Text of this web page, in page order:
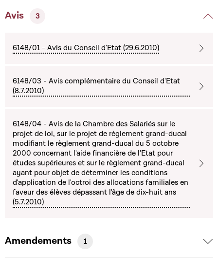
Avis 3
6148/01 - Avis du Conseil d'Etat (29.6.2010)
6148/03 - Avis complémentaire du Conseil d'Etat
(8.7.2010)
6148/04 - Avis de la Chambre des Salariés sur le
projet de loi, sur le projet de règlement grand-ducal
modifiant le règlement grand-ducal du 5 octobre
2000 concernant l'aide financière de l'Etat pour
études supérieures et sur le règlement grand-ducal
ayant pour objet de déterminer les conditions
d'application de l'octroi des allocations familiales en
faveur des élèves dépassant l'âge de dix-huit ans
(5.7.2010)
Amendements 1